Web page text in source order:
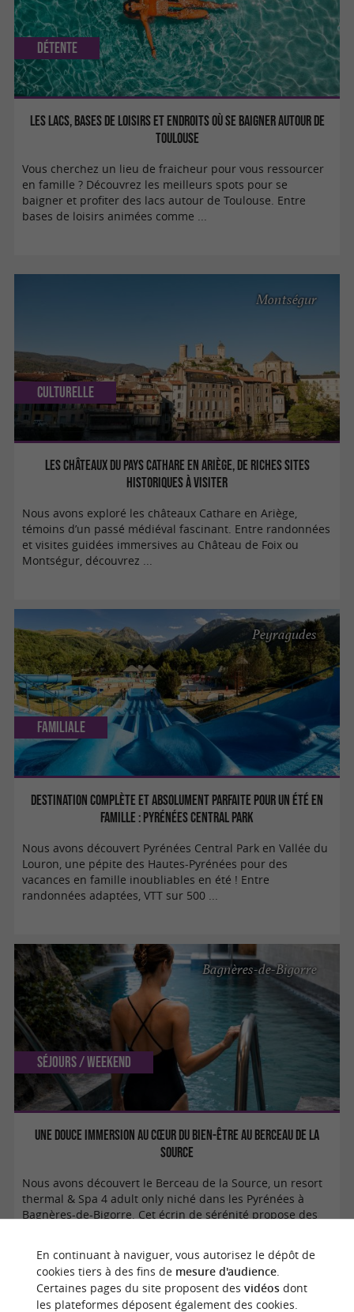
Les lacs, bases de loisirs et endroits où se baigner autour de
Toulouse
Détente
Vous cherchez un lieu de fraicheur pour vous ressourcer
en famille ? Découvrez les meilleurs spots pour se
baigner et profiter des lacs autour de Toulouse. Entre
bases de loisirs animées comme ...
Les Châteaux du Pays Cathare en Ariège, de riches sites
historiques à visiter
Montségur
Culturelle
Nous avons exploré les châteaux Cathare en Ariège,
témoins d’un passé médiéval fascinant. Entre randonnées
et visites guidées immersives au Château de Foix ou
Montségur, découvrez ...
Destination complète et absolument parfaite pour un été en
famille : Pyrénées Central Park
Peyragudes
Familiale
Nous avons découvert Pyrénées Central Park en Vallée du
Louron, une pépite des Hautes-Pyrénées pour des
vacances en famille inoubliables en été ! Entre
randonnées adaptées, VTT sur 500 ...
Une douce immersion au cœur du bien-être au Berceau de la
Source
Bagnères-de-Bigorre
Séjours / Weekend
Nous avons découvert le Berceau de la Source, un resort
thermal & Spa 4 adult only niché dans les Pyrénées à
Bagnères-de-Bigorre. Cet écrin de sérénité propose des
En continuant à naviguer, vous autorisez le dépôt de
cookies tiers à des fins de mesure d'audience.
Certaines pages du site proposent des vidéosdont
les plateformes déposent également des cookies.